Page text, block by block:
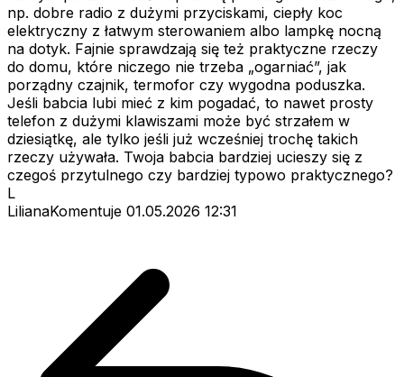
np. dobre radio z dużymi przyciskami, ciepły koc
elektryczny z łatwym sterowaniem albo lampkę nocną
na dotyk. Fajnie sprawdzają się też praktyczne rzeczy
do domu, które niczego nie trzeba „ogarniać”, jak
porządny czajnik, termofor czy wygodna poduszka.
Jeśli babcia lubi mieć z kim pogadać, to nawet prosty
telefon z dużymi klawiszami może być strzałem w
dziesiątkę, ale tylko jeśli już wcześniej trochę takich
rzeczy używała. Twoja babcia bardziej ucieszy się z
czegoś przytulnego czy bardziej typowo praktycznego?
L
LilianaKomentuje 01.05.2026 12:31